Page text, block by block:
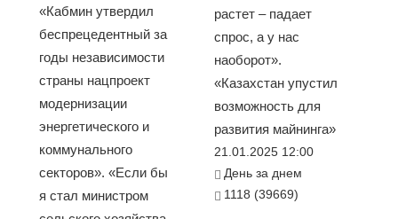
«Кабмин утвердил
беспрецедентный за
годы независимости
страны нацпроект
модернизации
энергетического и
коммунального
секторов». «Если бы
я стал министром
растет – падает
спрос, а у нас
наоборот».
«Казахстан упустил
возможность для
развития майнинга»
21.01.2025 12:00
День за днем
1118 (39669)